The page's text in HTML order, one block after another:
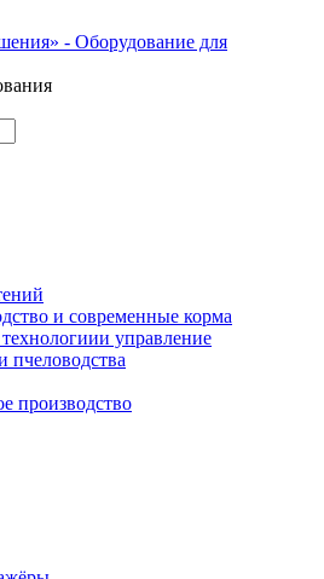
и современные корма
управление
пчеловодства
производство